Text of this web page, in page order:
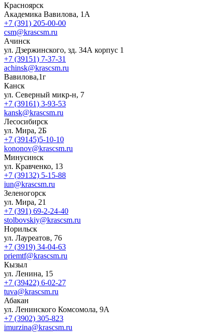
Красноярск
Академика Вавилова, 1А
+7 (391) 205-00-00
csm@krascsm.ru
Ачинск
ул. Дзержинского, зд. 34А корпус 1
+7 (39151) 7-37-31
achinsk@krascsm.ru
Вавилова,1г
Канск
ул. Северный микр-н, 7
+7 (39161) 3-93-53
kansk@krascsm.ru
Лесосибирск
ул. Мира, 2Б
+7 (39145)5-10-10
kononov@krascsm.ru
Минусинск
ул. Кравченко, 13
+7 (39132) 5-15-88
iun@krascsm.ru
Зеленогорск
ул. Мира, 21
+7 (391) 69-2-24-40
stolbovskiy@krascsm.ru
Норильск
ул. Лауреатов, 76
+7 (3919) 34-04-63
priemtf@krascsm.ru
Кызыл
ул. Ленина, 15
+7 (39422) 6-02-27
tuva@krascsm.ru
Абакан
ул. Ленинского Комсомола, 9А
+7 (3902) 305-823
imurzina@krascsm.ru